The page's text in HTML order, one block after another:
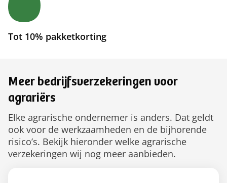
Tot 10% pakketkorting
Meer bedrijfsverzekeringen voor
agrariërs
Elke agrarische ondernemer is anders. Dat geldt
ook voor de werkzaamheden en de bijhorende
risico’s. Bekijk hieronder welke agrarische
verzekeringen wij nog meer aanbieden.